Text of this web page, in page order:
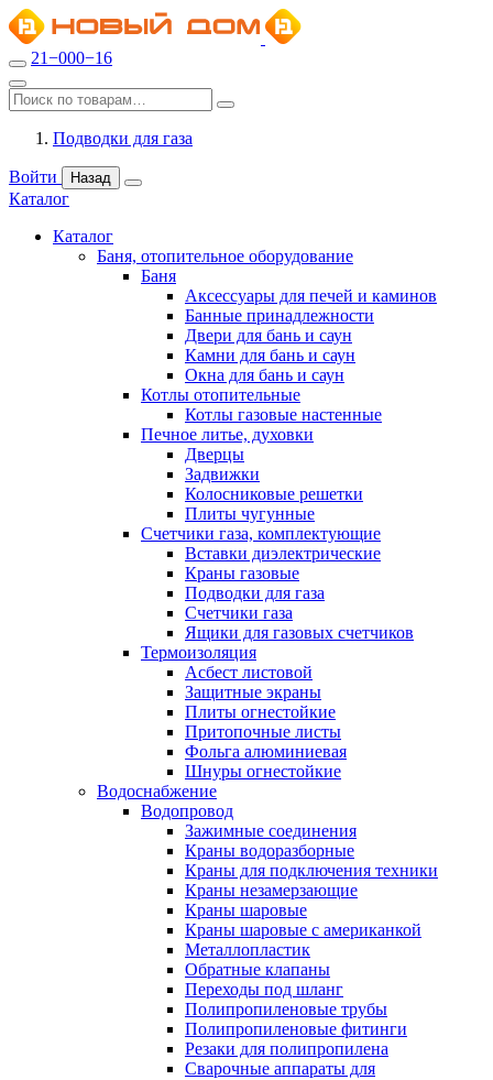
21−000−16
Подводки для газа
Войти Назад
Каталог
Каталог
Баня, отопительное оборудование
Баня
Аксессуары для печей и каминов
Банные принадлежности
Двери для бань и саун
Камни для бань и саун
Окна для бань и саун
Котлы отопительные
Котлы газовые настенные
Печное литье, духовки
Дверцы
Задвижки
Колосниковые решетки
Плиты чугунные
Счетчики газа, комплектующие
Вставки диэлектрические
Краны газовые
Подводки для газа
Счетчики газа
Ящики для газовых счетчиков
Термоизоляция
Асбест листовой
Защитные экраны
Плиты огнестойкие
Притопочные листы
Фольга алюминиевая
Шнуры огнестойкие
Водоснабжение
Водопровод
Зажимные соединения
Краны водоразборные
Краны для подключения техники
Краны незамерзающие
Краны шаровые
Краны шаровые с американкой
Металлопластик
Обратные клапаны
Переходы под шланг
Полипропиленовые трубы
Полипропиленовые фитинги
Резаки для полипропилена
Сварочные аппараты для